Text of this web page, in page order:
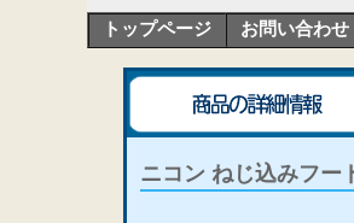
トップページ お問い合わせ
ニコン ねじ込みフー